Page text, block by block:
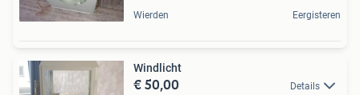
Wierden Eergisteren
Windlicht
€ 50,00 Details